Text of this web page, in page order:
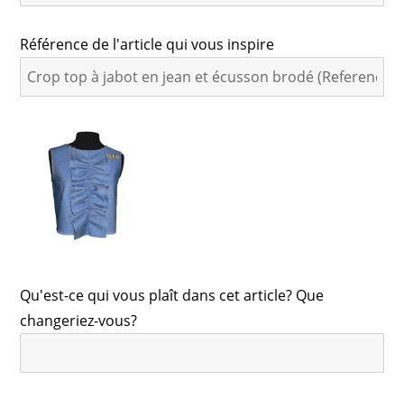
Référence de l'article qui vous inspire
Qu'est-ce qui vous plaît dans cet article? Que
changeriez-vous?